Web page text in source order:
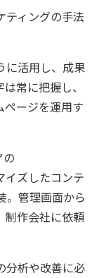
ティングの手法
に活用し、成果
常に把握し、
ページを運用す
の
イズしたコンテ
。管理画面から
制作会社に依頼
分析や改善に必